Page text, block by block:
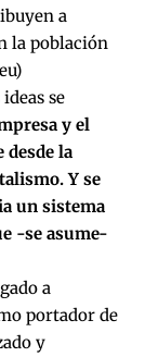
a
la población
se
y el
la
Y se
un sistema
-se asume-
a
portador de
y